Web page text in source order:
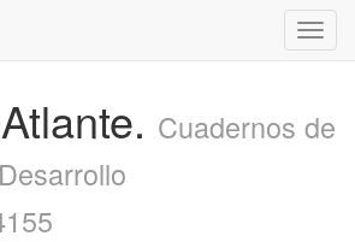
Cuadernos de